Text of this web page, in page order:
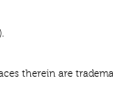
therein are